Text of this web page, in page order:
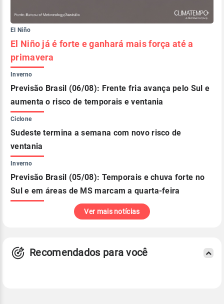
El Niño
El Niño já é forte e ganhará mais força até a
primavera
Inverno
Previsão Brasil (06/08): Frente fria avança pelo Sul e
aumenta o risco de temporais e ventania
Ciclone
Sudeste termina a semana com novo risco de
ventania
Inverno
Previsão Brasil (05/08): Temporais e chuva forte no
Sul e em áreas de MS marcam a quarta-feira
Ver mais notícias
Recomendados para você